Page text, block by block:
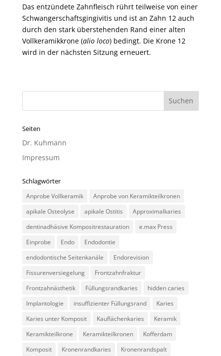
Das entzündete Zahnfleisch rührt teilweise von einer
Schwangerschaftsgingivitis und ist an Zahn 12 auch
durch den stark überstehenden Rand einer alten
Vollkeramikkrone (alio loco) bedingt. Die Krone 12
wird in der nächsten Sitzung erneuert.
Seiten
Dr. Kuhmann
Impressum
Schlagwörter
Anprobe Vollkeramik
Anprobe von Keramikteilkronen
apikale Osteolyse
apikale Ostitis
Approximalkaries
dentinadhäsive Kompositrestauration
e.max Press
Einprobe
Endo
Endodontie
endodontische Seitenkanäle
Endorevision
Fissurenversiegelung
Frontzahnfraktur
Frontzahnästhetik
Füllungsrandkaries
hidden caries
Implantologie
insuffizienter Füllungsrand
Karies
Karies unter Komposit
Kauflächenkaries
Keramik
Keramikteilkrone
Keramikteilkronen
Kofferdam
Komposit
Kronenrandkaries
Kronenrandspalt